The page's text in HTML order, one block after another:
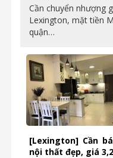
Cần chuyển nhượng
Lexington, mặt tiền
quận…
[Lexington] Cần
nội thất đẹp, giá